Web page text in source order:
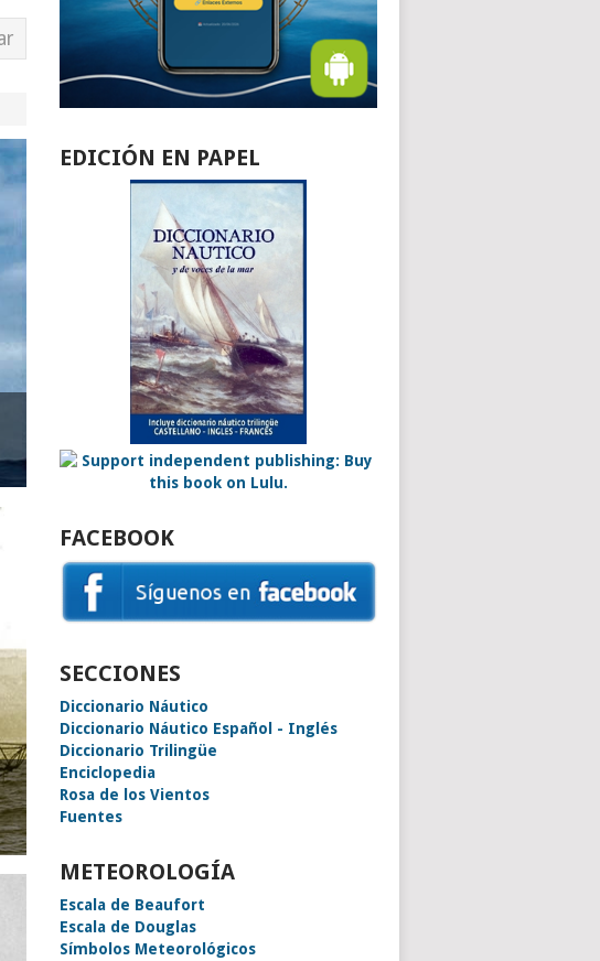
EDICIÓN EN PAPEL
FACEBOOK
SECCIONES
Diccionario Náutico
Diccionario Náutico Español - Inglés
Diccionario Trilingüe
Enciclopedia
Rosa de los Vientos
Fuentes
METEOROLOGÍA
Escala de Beaufort
Escala de Douglas
Símbolos Meteorológicos